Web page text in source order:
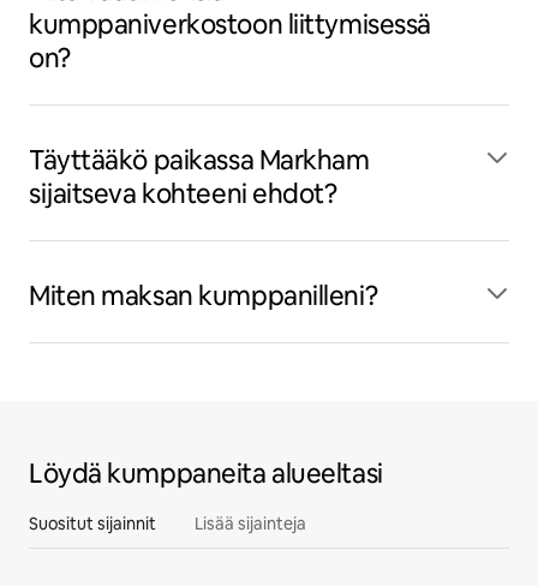
kumppaniverkostoon liittymisessä
on?
Täyttääkö paikassa Markham
sijaitseva kohteeni ehdot?
Miten maksan kumppanilleni?
Löydä kumppaneita alueeltasi
Suositut sijainnit Lisää sijainteja